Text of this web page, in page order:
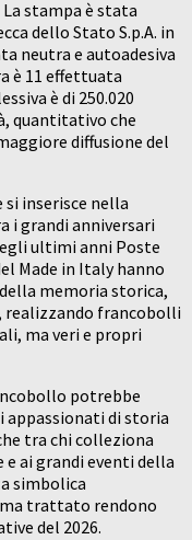
stampa è stata
dello Stato S.p.A. in
neutra e autoadesiva
è 11 effettuata
è di 250.020
quantitativo che
diffusione del
si inserisce nella
i grandi anniversari
ultimi anni Poste
Made in Italy hanno
memoria storica,
realizzando francobolli
ma veri e propri
potrebbe
di storia
tra chi colleziona
ai grandi eventi della
simbolica
trattato rendono
del 2026.